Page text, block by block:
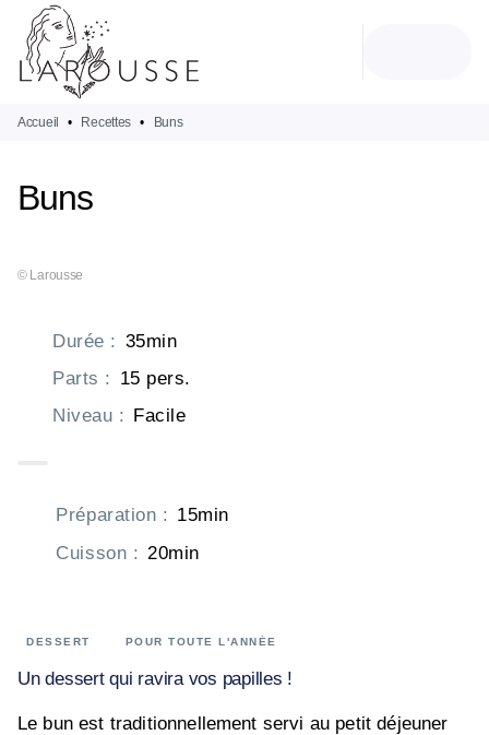
MENU
PIED DE PAGE
Accueil • Recettes • Buns
Buns
© Larousse
Durée : 35min
Parts : 15 pers.
Niveau : Facile
Préparation : 15min
Cuisson : 20min
DESSERT POUR TOUTE L'ANNÉE
Un dessert qui ravira vos papilles !
Le bun est traditionnellement servi au petit déjeuner